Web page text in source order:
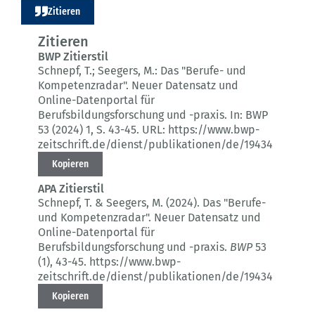
Zitieren
Zitieren
BWP Zitierstil
Schnepf, T.; Seegers, M.: Das "Berufe- und
Kompetenzradar". Neuer Datensatz und
Online-Datenportal für
Berufsbildungsforschung und -praxis. In: BWP
53 (2024) 1, S. 43-45. URL: https://www.bwp-
zeitschrift.de/dienst/publikationen/de/19434
Kopieren
APA Zitierstil
Schnepf, T. & Seegers, M. (2024). Das "Berufe-
und Kompetenzradar". Neuer Datensatz und
Online-Datenportal für
Berufsbildungsforschung und -praxis. BWP53
(1), 43-45. https://www.bwp-
zeitschrift.de/dienst/publikationen/de/19434
Kopieren